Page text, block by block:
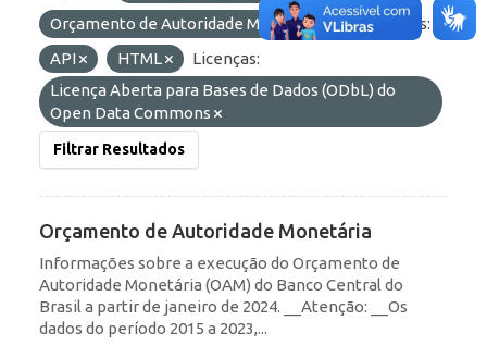
Orçamento de Autoridade Monetária
Formatos:
API
HTML
Licenças:
Licença Aberta para Bases de Dados (ODbL) do
Open Data Commons
Filtrar Resultados
Orçamento de Autoridade Monetária
Informações sobre a execução do Orçamento de
Autoridade Monetária (OAM) do Banco Central do
Brasil a partir de janeiro de 2024. __Atenção: __Os
dados do período 2015 a 2023,...